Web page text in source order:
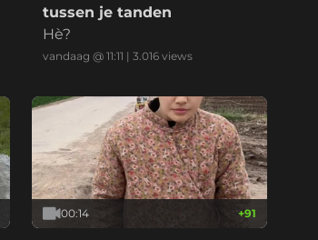
tussen je tanden
Hè?
vandaag @ 11:11 |3.016 views
00:14 +91